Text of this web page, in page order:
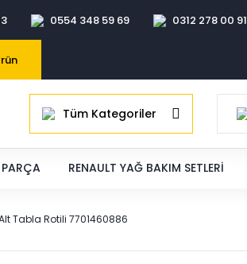
0554 348 59 69 0312 278 00 91
Tüm Kategoriler
PARÇA RENAULT YAĞ BAKIM SETLERI
Tabla Rotili 7701460886